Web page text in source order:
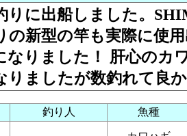
りに出船しました。
の新型の竿も実際に使
なりました！ 肝心のカ
りましたが数釣れて良
釣り人 魚種